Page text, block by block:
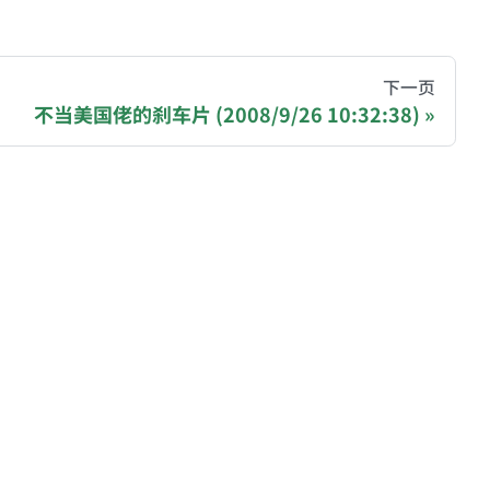
of all original writings by the Chinese blogger
a donation to help keep this site
下一页
不当美国佬的刹车片 (2008/9/26 10:32:38)